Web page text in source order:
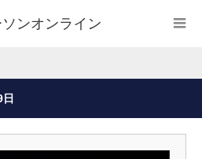
ンオンライン